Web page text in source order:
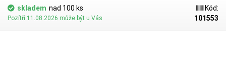
prosím tuto informaci do poznámky v objednávce.
skladem nad 100 ks
Pozítří 11.08.2026 může být u Vás
Kód:
101553